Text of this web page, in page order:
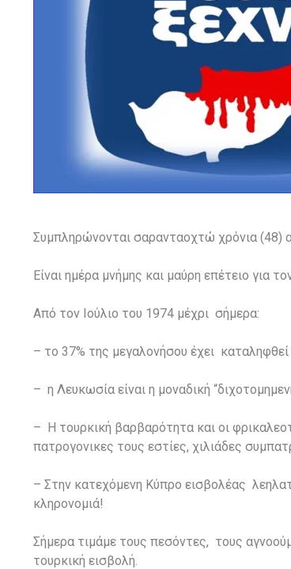
Συμπληρώνονται σαρανταοχτώ χρόνια (48)
Είναι ημέρα μνήμης και μαύρη επέτειο για
Από τον Ιούλιο του 1974 μέχρι σήμερα:
– το 37% της μεγαλονήσου έχει καταληφθεί
– η Λευκωσία είναι η μοναδική
– Η τουρκική βαρβαρότητα και οι
πατρογονικες τους εστίες, χιλιάδες
– Στην κατεχόμενη Κύπρο εισβολέας
κληρονομιά!
Σήμερα τιμάμε τους πεσόντες, τους
τουρκική εισβολή.